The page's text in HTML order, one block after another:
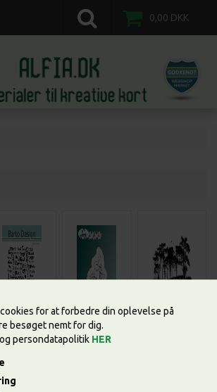
3d motiv ark, veddinge,nordvestsjælland.
for at forbedre din oplevelse på
besøget nemt for dig.
persondatapolitik HER
0,00 DKK